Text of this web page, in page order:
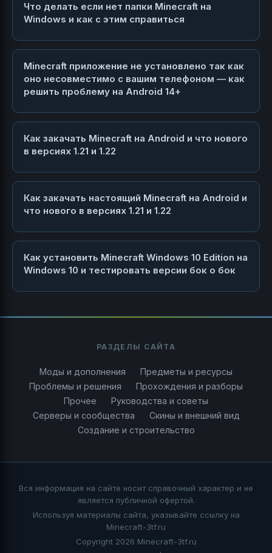
Что делать если нет папки Minecraft на
Windows и как с этим справиться
Minecraft приложение не установлено так как
оно несовместимо с вашим телефоном — как
решить проблему на Android 14+
Как закачать Minecraft на Android и что нового
в версиях 1.21 и 1.22
Как закачать настоящий Minecraft на Android и
что нового в версиях 1.21 и 1.22
Как установить Minecraft Windows 10 Edition на
Windows 10 и тестировать версии бок о бок
РАЗДЕЛЫ САЙТА
Моды и дополнения
Предметы и ресурсы
Проблемы и решения
Прохождения и разборы
Прочее
Руководства и советы
Серверы и сообщества
Скины и внешний вид
Создание и строительство
Вся информация на сайте носит справочный характер и не
является публичной офертой.
Используя материалы сайта, указывайте ссылку на
Minecraft-3tf.ru
Copyright 2026 Minecraft-3tf.ru